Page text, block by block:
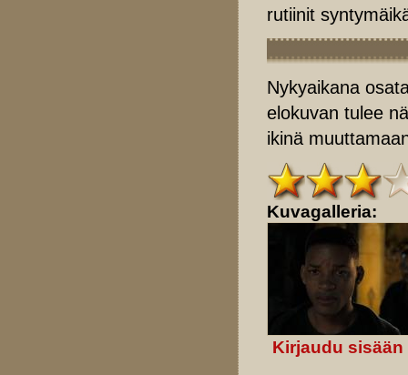
rutiinit
Nykyaikana
elokuvan tulee
ikinä
Kuvagalleria:
Kirjaudu sisään